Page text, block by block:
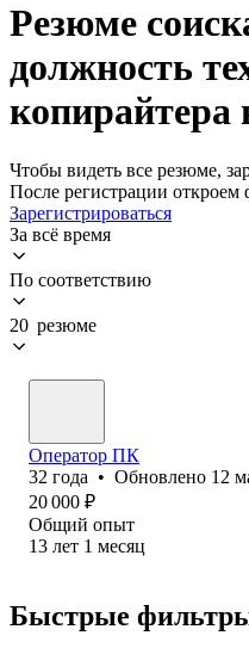
Резюме
должность
копирайтера
Чтобы видеть все резюме,
После регистрации откроем
Зарегистрироваться
За всё время
По соответствию
20 резюме
Оператор ПК
32 года • Обновлено 12
20 000 ₽
Общий опыт
13 лет 1 месяц
Быстрые